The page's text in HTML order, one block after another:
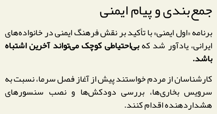
جمع‌بندی و پیام ایمنی
برنامه «اول ایمنی» با تأکید بر نقش فرهنگ ایمنی در خانواده‌های
ایرانی، یادآور شد کهبی‌احتیاطی کوچک می‌تواند آخرین اشتباه
باشد.
کارشناسان از مردم خواستند پیش از آغاز فصل سرما، نسبت به
سرویس بخاری‌ها، بررسی دودکش‌ها و نصب سنسورهای
هشداردهنده اقدام کنند.